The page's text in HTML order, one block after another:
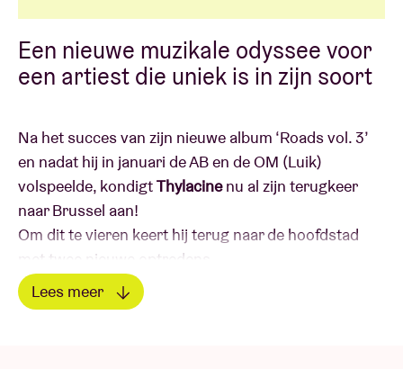
Een nieuwe muzikale odyssee voor
een artiest die uniek is in zijn soort
Na het succes van zijn nieuwe album ‘Roads vol. 3’
en nadat hij in januari de AB en de OM (Luik)
volspeelde, kondigtThylacinenu al zijn terugkeer
naar Brussel aan!
Om dit te vieren keert hij terug naar de hoofdstad
met twee nieuwe optredens.
Soms moet je je wortels loslaten om in harmonie te
Lees meer